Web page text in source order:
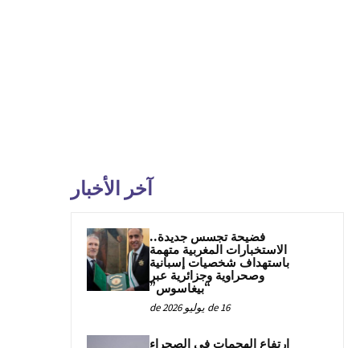
آخر الأخبار
فضيحة تجسس جديدة..
الاستخبارات المغربية متهمة
باستهداف شخصيات إسبانية
وصحراوية وجزائرية عبر
“بيغاسوس”
16 de يوليو de 2026
ارتفاع الهجمات في الصحراء